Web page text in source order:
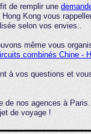
de remplir une
Kong vous
selon vos envies..
même vous
combinés Chine -
à vos questions et
de nos agences à
de voyage !